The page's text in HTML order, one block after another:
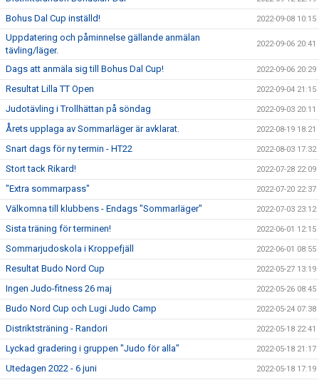
Bohus Dal Cup inställd! 2022-09-08 10:15
Uppdatering och påminnelse gällande anmälan
tävling/läger.
2022-09-06 20:41
Dags att anmäla sig till Bohus Dal Cup! 2022-09-06 20:29
Resultat Lilla TT Open 2022-09-04 21:15
Judotävling i Trollhättan på söndag 2022-09-03 20:11
Årets upplaga av Sommarläger är avklarat. 2022-08-19 18:21
Snart dags för ny termin - HT22 2022-08-03 17:32
Stort tack Rikard! 2022-07-28 22:09
"Extra sommarpass" 2022-07-20 22:37
Välkomna till klubbens - Endags "Sommarläger" 2022-07-03 23:12
Sista träning för terminen! 2022-06-01 12:15
Sommarjudoskola i Kroppefjäll 2022-06-01 08:55
Resultat Budo Nord Cup 2022-05-27 13:19
Ingen Judo-fitness 26 maj 2022-05-26 08:45
Budo Nord Cup och Lugi Judo Camp 2022-05-24 07:38
Distriktsträning - Randori 2022-05-18 22:41
Lyckad gradering i gruppen "Judo för alla" 2022-05-18 21:17
Utedagen 2022 - 6 juni 2022-05-18 17:19